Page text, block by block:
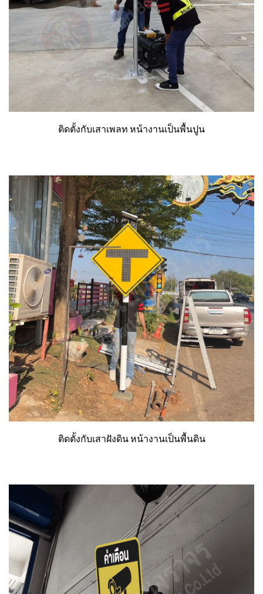
ติดตั้งกับเสาเพลท หน้างานเป็นพื้นปูน
ติดตั้งกับเสาฝังดิน หน้างานเป็นพื้นดิน